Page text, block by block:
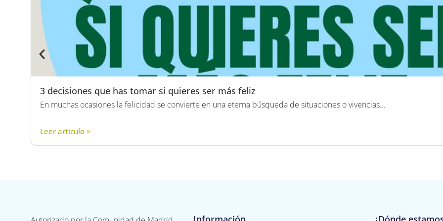
3 decisiones que has tomar si quieres ser más feliz
En muchas ocasiones la felicidad se convierte en una eterna búsqueda de situaciones o vivencias...
Leer artículo >